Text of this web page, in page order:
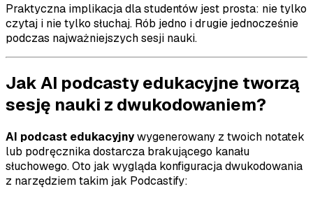
Praktyczna implikacja dla studentów jest prosta: nie tylko
czytaj i nie tylko słuchaj. Rób jedno i drugie jednocześnie
podczas najważniejszych sesji nauki.
Jak AI podcasty edukacyjne tworzą
sesję nauki z dwukodowaniem?
AI podcast edukacyjnywygenerowany z twoich notatek
lub podręcznika dostarcza brakującego kanału
słuchowego. Oto jak wygląda konfiguracja dwukodowania
z narzędziem takim jak Podcastify: